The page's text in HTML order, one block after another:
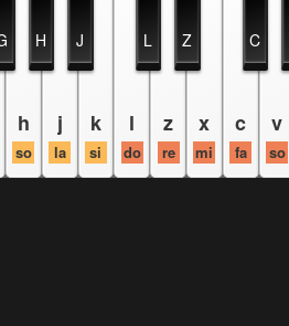
h
so
j
la
k
si
l
do
z
re
x
mi
c
fa
v
so
H J L Z C